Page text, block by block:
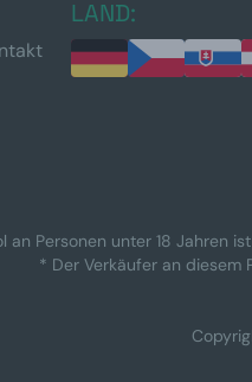
LAND:
an Personen unter 18 Jahren
* Der Verkäufer an diesem